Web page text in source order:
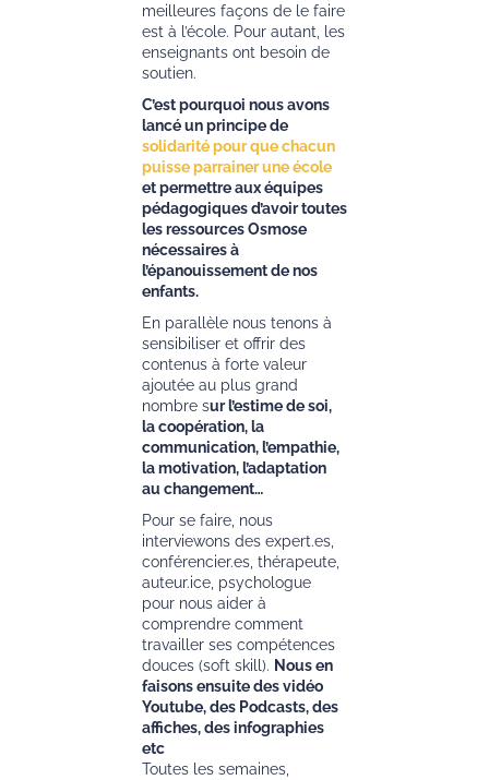
meilleures façons de le faire
est à l’école. Pour autant, les
enseignants ont besoin de
soutien.
C’est pourquoi nous avons
lancé un principe de
solidarité pour que chacun
puisse parrainer une école
et permettre aux équipes
pédagogiques d’avoir toutes
les ressources Osmose
nécessaires à
l’épanouissement de nos
enfants.
En parallèle nous tenons à
sensibiliser et offrir des
contenus à forte valeur
ajoutée au plus grand
nombre sur l’estime de soi,
la coopération, la
communication, l’empathie,
la motivation, l’adaptation
au changement…
Pour se faire, nous
interviewons des expert.es,
conférencier.es, thérapeute,
auteur.ice, psychologue
pour nous aider à
comprendre comment
travailler ses compétences
douces (soft skill). Nous en
faisons ensuite des vidéo
Youtube, des Podcasts, des
affiches, des infographies
etc
Toutes les semaines,